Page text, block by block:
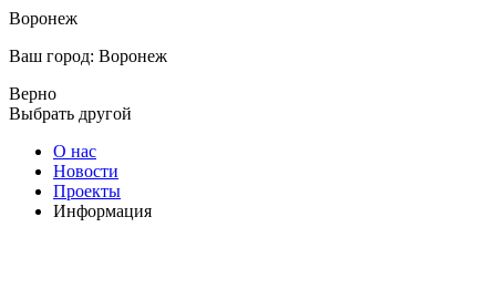
Воронеж
Ваш город: Воронеж
Верно
Выбрать другой
О нас
Новости
Проекты
Информация